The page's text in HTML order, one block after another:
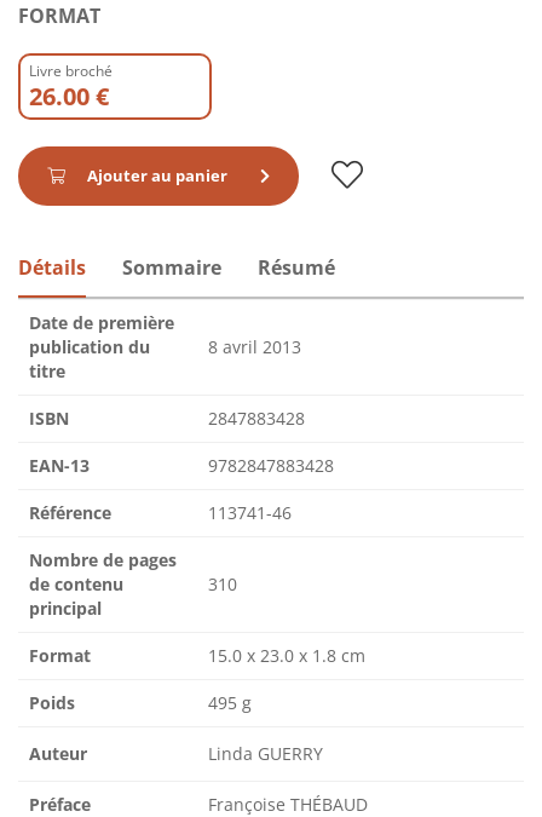
FORMAT
Livre broché
26.00 €
Ajouter au panier
Détails Sommaire Résumé
Date de première
publication du
titre
8 avril 2013
ISBN 2847883428
EAN-13 9782847883428
Référence 113741-46
Nombre de pages
de contenu
principal
310
Format 15.0 x 23.0 x 1.8 cm
Poids 495 g
Auteur Linda GUERRY
Préface Françoise THÉBAUD